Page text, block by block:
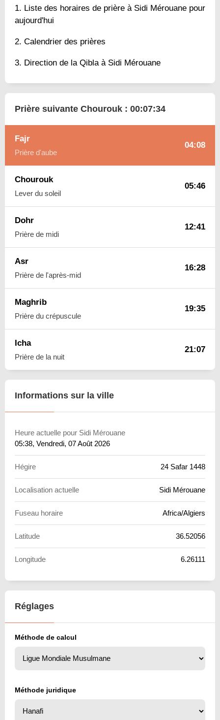
Liste des horaires de prière à Sidi Mérouane pour
aujourd'hui
Calendrier des prières
Direction de la Qibla à Sidi Mérouane
Prière suivante Chourouk : 00:07:33
Fajr
Prière d'aube
04:08
Chourouk
Lever du soleil
05:46
Dohr
Prière de midi
12:41
Asr
Prière de l'après-mid
16:28
Maghrib
Prière du crépuscule
19:35
Icha
Prière de la nuit
21:07
Informations sur la ville
Heure actuelle pour Sidi Mérouane
05:38, Vendredi, 07 Août 2026
Hégire 24 Safar 1448
Localisation actuelle Sidi Mérouane
Fuseau horaire Africa/Algiers
Latitude 36.52056
Longitude 6.26111
Réglages
Méthode de calcul
Méthode juridique